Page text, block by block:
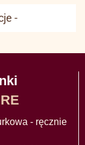
-
- ręcznie